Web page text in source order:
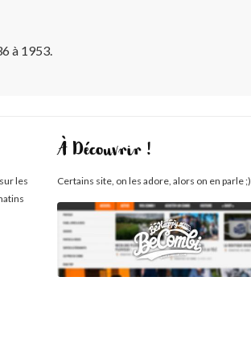
à 1953.
les
À Découvrir !
Certains site, on les adore, alors on en parle ;)